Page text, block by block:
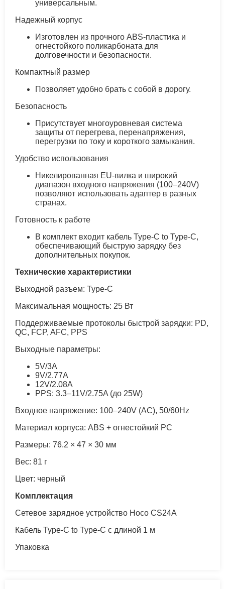
универсальным.
Надежный корпус
Изготовлен из прочного ABS-пластика и
огнестойкого поликарбоната для
долговечности и безопасности.
Компактный размер
Позволяет удобно брать с собой в дорогу.
Безопасность
Присутствует многоуровневая система
защиты от перегрева, перенапряжения,
перегрузки по току и короткого замыкания.
Удобство использования
Никелированная EU-вилка и широкий
диапазон входного напряжения (100–240V)
позволяют использовать адаптер в разных
странах.
Готовность к работе
В комплект входит кабель Type-C to Type-C,
обеспечивающий быструю зарядку без
дополнительных покупок.
Технические характеристики
Выходной разъем: Type-C
Максимальная мощность: 25 Вт
Поддерживаемые протоколы быстрой зарядки: PD,
QC, FCP, AFC, PPS
Выходные параметры:
5V/3A
9V/2.77A
12V/2.08A
PPS: 3.3–11V/2.75A (до 25W)
Входное напряжение: 100–240V (AC), 50/60Hz
Материал корпуса: ABS + огнестойкий PC
Размеры: 76.2 × 47 × 30 мм
Вес: 81 г
Цвет: черный
Комплектация
Сетевое зарядное устройство Hoco CS24A
Кабель Type-C to Type-C с длиной 1 м
Упаковка